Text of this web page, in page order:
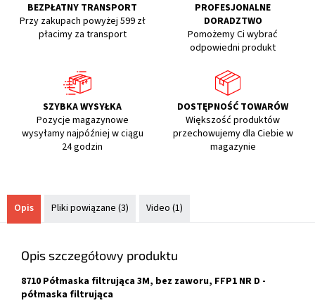
BEZPŁATNY TRANSPORT
Przy zakupach powyżej 599 zł
płacimy za transport
PROFESJONALNE
DORADZTWO
Pomożemy Ci wybrać
odpowiedni produkt
SZYBKA WYSYŁKA
Pozycje magazynowe
wysyłamy najpóźniej w ciągu
24 godzin
DOSTĘPNOŚĆ TOWARÓW
Większość produktów
przechowujemy dla Ciebie w
magazynie
Opis Pliki powiązane (3) Video (1)
Opis szczegółowy produktu
8710 Półmaska filtrująca 3M, bez zaworu, FFP1 NR D -
półmaska filtrująca